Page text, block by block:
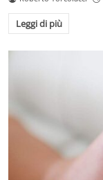
Leggi di più